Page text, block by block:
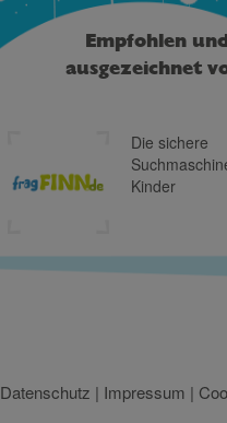
Empfohlen
ausgezeichnet
Freiwillige
Multimedia-
Datenschutz | Impressum |